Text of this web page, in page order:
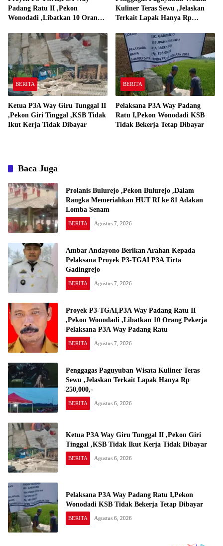
Padang Ratu II ,Pekon
Wonodadi ,Libatkan 10 Orang
Padang Ratu
Kuliner Teras Sewu ,Jelaskan
Terkait Lapak Hanya Rp
BERITA
Ketua P3A Way Giru Tunggal II
,Pekon Giri Tinggal ,KSB Tidak
Ikut Kerja Tidak Dibayar
BERITA
Pelaksana P3A Way Padang
Ratu I,Pekon Wonodadi KSB
Tidak Bekerja Tetap Dibayar
Baca Juga
Prolanis Bulurejo ,Pekon Bulurejo ,Dalam
Rangka Memeriahkan HUT RI ke 81 Adakan
Lomba Senam
BERITA Agustus 7, 2026
Ambar Andayono Berikan Arahan Kepada
Pelaksana Proyek P3-TGAI P3A Tirta
Gadingrejo
BERITA Agustus 7, 2026
Proyek P3-TGAI,P3A Way Padang Ratu II
,Pekon Wonodadi ,Libatkan 10 Orang Pekerja
Pelaksana P3A Way Padang Ratu
BERITA Agustus 7, 2026
Penggagas Paguyuban Wisata Kuliner Teras
Sewu ,Jelaskan Terkait Lapak Hanya Rp
250,000,-
BERITA Agustus 6, 2026
Ketua P3A Way Giru Tunggal II ,Pekon Giri
Tinggal ,KSB Tidak Ikut Kerja Tidak Dibayar
BERITA Agustus 6, 2026
Pelaksana P3A Way Padang Ratu I,Pekon
Wonodadi KSB Tidak Bekerja Tetap Dibayar
BERITA Agustus 6, 2026